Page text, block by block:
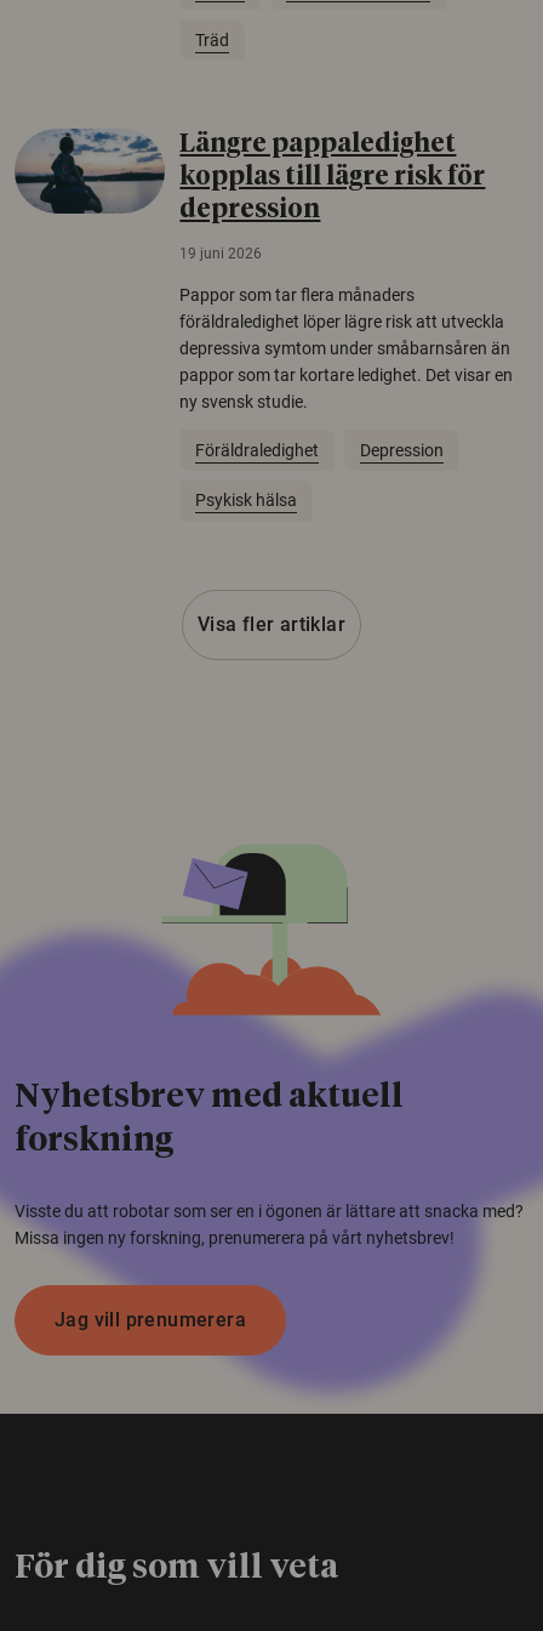
Träd
Längre pappaledighet
kopplas till lägre risk för
depression
19 juni 2026
Pappor som tar flera månaders
föräldraledighet löper lägre risk att utveckla
depressiva symtom under småbarnsåren än
pappor som tar kortare ledighet. Det visar en
ny svensk studie.
Föräldraledighet Depression
Psykisk hälsa
Visa fler artiklar
Nyhetsbrev med aktuell
forskning
Visste du att robotar som ser en i ögonen är lättare att snacka med?
Missa ingen ny forskning, prenumerera på vårt nyhetsbrev!
Jag vill prenumerera
För dig som vill veta